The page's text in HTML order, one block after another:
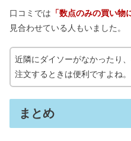
口コミでは 「数点のみの買い物
見合わせている人もいました。
近隣にダイソーがなかったり
注文するときは便利ですよね。
まとめ